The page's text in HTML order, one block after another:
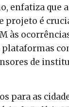
enfatiza que a
projeto é
às
de
para as